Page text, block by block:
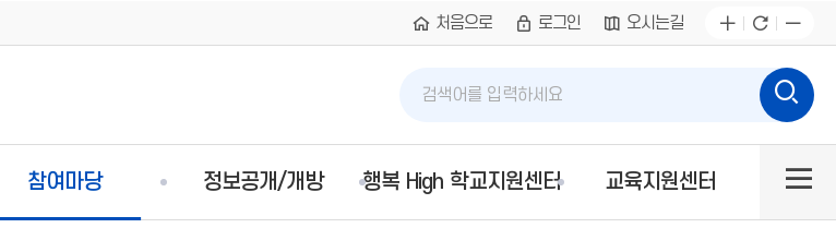
처음으로 로그인 오시는길
어
입
력
검
색
참여마당 정보공개/개방 행복 High 학교지원센터 교육지원센터
사이